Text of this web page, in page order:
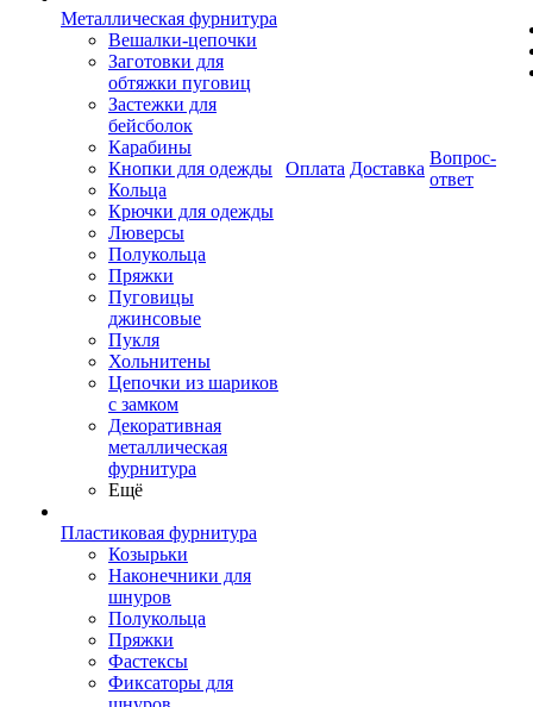
Металлическая фурнитура
Вешалки-цепочки
Заготовки для
обтяжки пуговиц
Застежки для
бейсболок
Карабины
Кнопки для одежды
Кольца
Крючки для одежды
Люверсы
Полукольца
Пряжки
Пуговицы
джинсовые
Пукля
Хольнитены
Цепочки из шариков
с замком
Декоративная
металлическая
фурнитура
Ещё
Пластиковая фурнитура
Козырьки
Наконечники для
шнуров
Полукольца
Пряжки
Фастексы
Фиксаторы для
Оплата Доставка
Вопрос-
ответ